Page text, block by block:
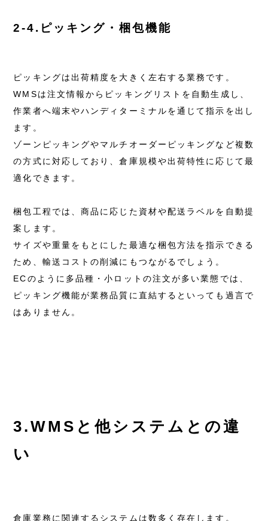
2-4.ピッキング・梱包機能
ピッキングは出荷精度を大きく左右する業務です。
WMSは注文情報からピッキングリストを自動生成し、
作業者へ端末やハンディターミナルを通じて指示を出し
ます。
ゾーンピッキングやマルチオーダーピッキングなど複数
の方式に対応しており、倉庫規模や出荷特性に応じて最
適化できます。
梱包工程では、商品に応じた資材や配送ラベルを自動提
案します。
サイズや重量をもとにした最適な梱包方法を指示できる
ため、輸送コストの削減にもつながるでしょう。
ECのように多品種・小ロットの注文が多い業態では、
ピッキング機能が業務品質に直結するといっても過言で
はありません。
3.WMSと他システムとの違
い
倉庫業務に関連するシステムは数多く存在します。